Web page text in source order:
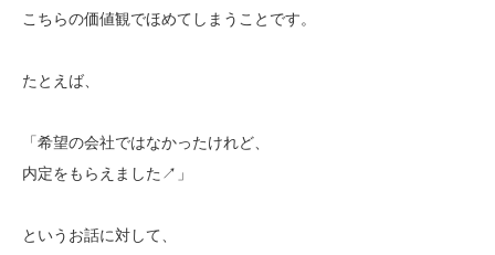
こちらの価値観でほめてしまうことです。
たとえば、
「希望の会社ではなかったけれど、
内定をもらえました↗」
というお話に対して、